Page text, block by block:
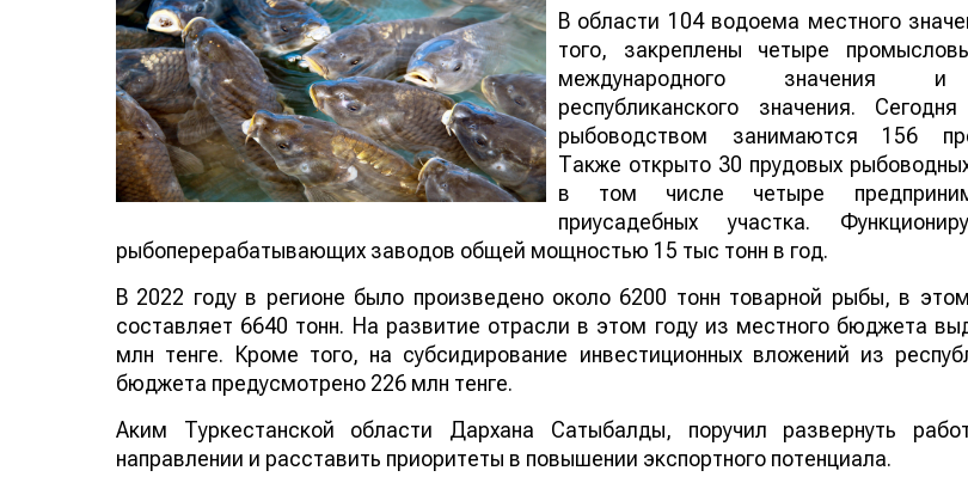
В области 104 водоема местного
того, закреплены четыре
международного значения
республиканского значения.
рыбоводством занимаются 156
Также открыто 30 прудовых
в том числе четыре
приусадебных участка.
рыбоперерабатывающих заводов общей мощностью 15 тыс тонн в год.
В 2022 году в регионе было произведено около 6200 тонн товарной рыбы, в
составляет 6640 тонн. На развитие отрасли в этом году из местного бюджета
млн тенге. Кроме того, на субсидирование инвестиционных вложений из
бюджета предусмотрено 226 млн тенге.
Аким Туркестанской области Дархана Сатыбалды, поручил развернуть
направлении и расставить приоритеты в повышении экспортного потенциала.